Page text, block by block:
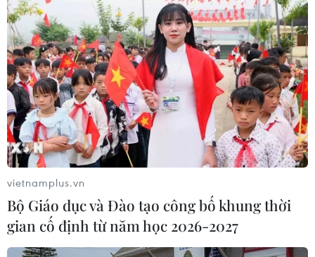
Hố lớn đầu tiên trong số 4 hố mới được phát hiện, mang tên B1,
có những dấu hiệu cho thấy một vụ nổ khí gas lớn đã xảy ra.
(Nguồn: The Siberian Times)
vietnamplus.vn
Bộ Giáo dục và Đào tạo công bố khung thời
gian cố định từ năm học 2026-2027